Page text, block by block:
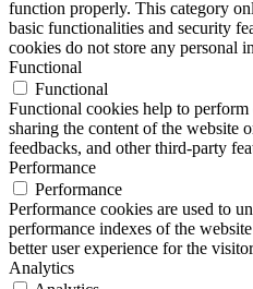
function properly. This category
basic functionalities and security
cookies do not store any personal
Functional
Functional
Functional cookies help to
sharing the content of the website
feedbacks, and other third-party
Performance
Performance
Performance cookies are used to
performance indexes of the
better user experience for the
Analytics